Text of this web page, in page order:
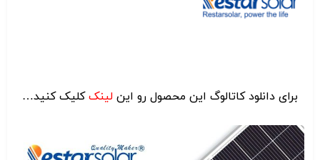
برای دانلود کاتالوگ این محصول رو این لینککلیک کنید…